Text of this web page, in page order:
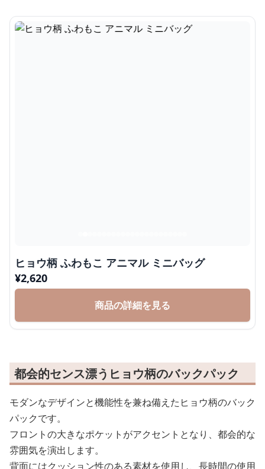
ヒョウ柄 ふわもこ アニマル ミニバッグ
¥2,620
商品の詳細を見る
都会的センス漂うヒョウ柄のバックパック
モダンなデザインと機能性を兼ね備えたヒョウ柄のバック
パックです。
フロントの大きなポケットがアクセントとなり、都会的な
雰囲気を演出します。
背面にはクッション性のある素材を使用し、長時間の使用